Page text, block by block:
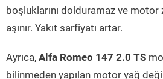
boşluklarını dolduramaz ve motor
aşınır. Yakıt sarfiyatı artar.
Ayrıca, Alfa Romeo 147 2.0 TS
bilinmeden yapılan motor yağ